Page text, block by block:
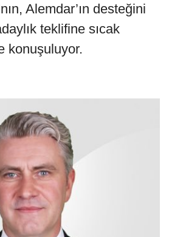
Alemdar’ın desteğini
teklifine sıcak
konuşuluyor.